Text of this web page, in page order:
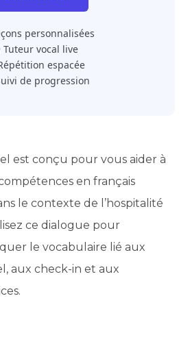
personnalisées
Tuteur vocal live
espacée
de progression
est conçu pour vous aider à
en français
le contexte de l’hospitalité
ce dialogue pour
le vocabulaire lié aux
aux check-in et aux